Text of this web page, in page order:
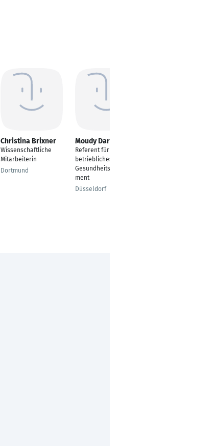
Christina Brixner
Wissenschaftliche
Mitarbeiterin
Dortmund
Moudy Darwish
Referent für
betriebliches
Gesundheitsmanage
ment
Düsseldorf